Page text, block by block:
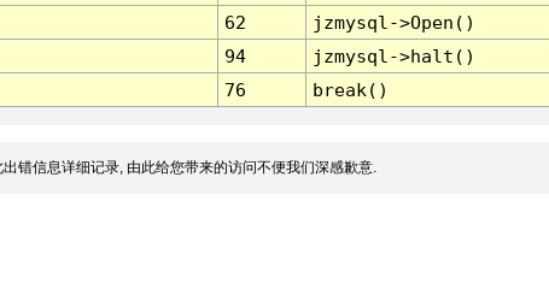
62
jzmysql->Open()
94
jzmysql->halt()
76 break()
错信息详细记录, 由此给您带来的访问不便我们深感歉意.